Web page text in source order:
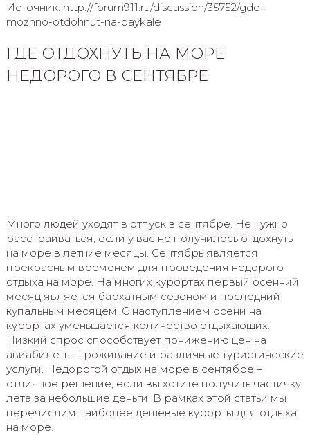
Источник: http://forum911.ru/discussion/35752/gde-
mozhno-otdohnut-na-baykale
ГДЕ ОТДОХНУТЬ НА МОРЕ
НЕДОРОГО В СЕНТЯБРЕ
Много людей уходят в отпуск в сентябре. Не нужно
расстраиваться, если у вас не получилось отдохнуть
на море в летние месяцы. Сентябрь является
прекрасным временем для проведения недорого
отдыха на море. На многих курортах первый осенний
месяц является бархатным сезоном и последний
купальным месяцем. С наступлением осени на
курортах уменьшается количество отдыхающих.
Низкий спрос способствует понижению цен на
авиабилеты, проживание и различные туристические
услуги. Недорогой отдых на море в сентябре –
отличное решение, если вы хотите получить частичку
лета за небольшие деньги. В рамках этой статьи мы
перечислим наиболее дешевые курорты для отдыха
на море.